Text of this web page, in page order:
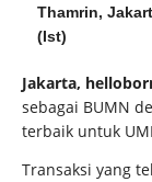
Thamrin,
(Ist)
Jakarta,
sebagai BUMN
terbaik untuk
Transaksi yang